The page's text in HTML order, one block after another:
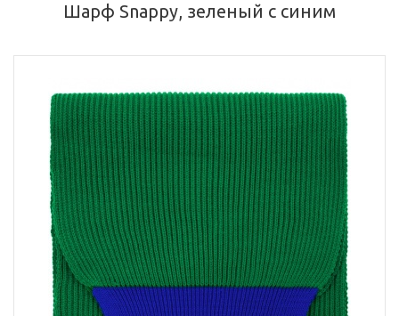
Шарф Snappy, зеленый с синим